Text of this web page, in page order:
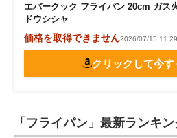
エバークック フライパン 20cm ガス
ドウシシャ
価格を取得できません2026/07/15
クリックして今す
「フライパン」最新ランキ